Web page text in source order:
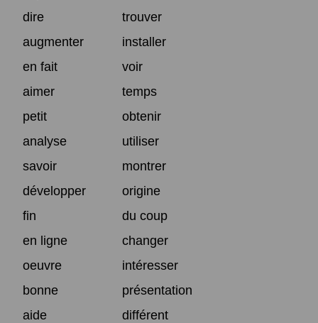
dire
trouver
augmenter
installer
en fait
voir
aimer
temps
petit
obtenir
analyse
utiliser
savoir
montrer
développer
origine
fin
du coup
en ligne
changer
oeuvre
intéresser
bonne
présentation
aide
différent